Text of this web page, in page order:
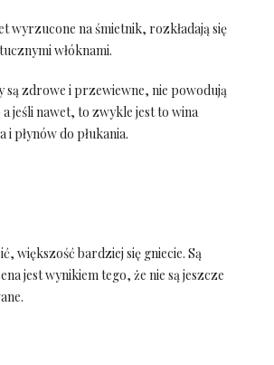
wyrzucone na śmietnik, rozkładają się
włóknami.
są zdrowe i przewiewne, nie powodują
jeśli nawet, to zwykle jest to wina
płynów do płukania.
większość bardziej się gniecie. Są
jest wynikiem tego, że nie są jeszcze